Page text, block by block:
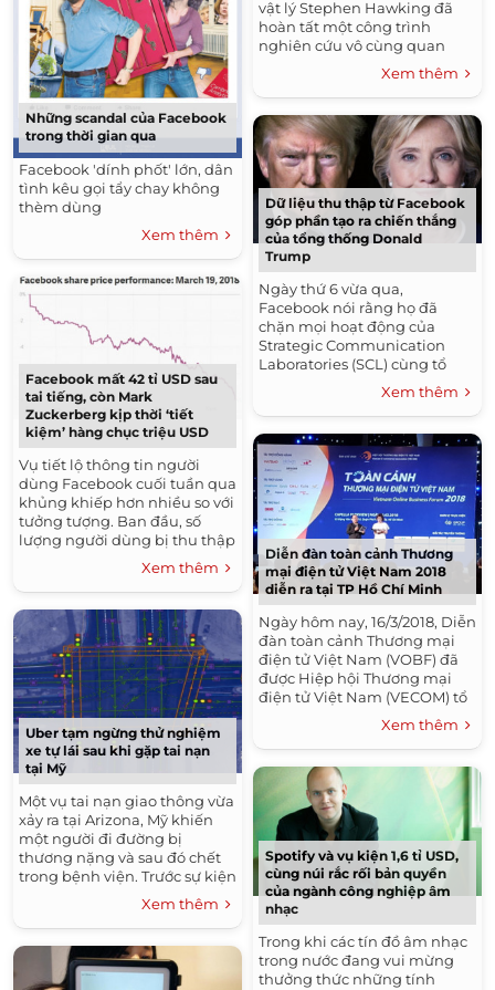
Những scandal của Facebook
trong thời gian qua
Facebook 'dính phốt' lớn, dân
tình kêu gọi tẩy chay không
thèm dùng
Xem thêm
Facebook mất 42 tỉ USD sau
tai tiếng, còn Mark
Zuckerberg kịp thời ‘tiết
kiệm’ hàng chục triệu USD
Vụ tiết lộ thông tin người
dùng Facebook cuối tuần qua
khủng khiếp hơn nhiều so với
tưởng tượng. Ban đầu, số
lượng người dùng bị thu thập
thông tin qua một ứng dụng
Xem thêm
Uber tạm ngừng thử nghiệm
xe tự lái sau khi gặp tai nạn
tại Mỹ
Một vụ tai nạn giao thông vừa
xảy ra tại Arizona, Mỹ khiến
một người đi đường bị
thương nặng và sau đó chết
trong bệnh viện. Trước sự kiện
này, Uber đã cho tất cả
Xem thêm
vật lý Stephen Hawking đã
hoàn tất một công trình
nghiên cứu vô cùng quan
trọng, đặt nền tảng cho một
con tàu không gian có...
Xem thêm
Dữ liệu thu thập từ Facebook
góp phần tạo ra chiến thắng
của tổng thống Donald
Trump
Ngày thứ 6 vừa qua,
Facebook nói rằng họ đã
chặn mọi hoạt động của
Strategic Communication
Laboratories (SCL) cùng tổ
chức phân tích dữ liệu
Cambridge Analytica vì vi
phạm chính sách thu...
Xem thêm
Diễn đàn toàn cảnh Thương
mại điện tử Việt Nam 2018
diễn ra tại TP Hồ Chí Minh
Ngày hôm nay, 16/3/2018, Diễn
đàn toàn cảnh Thương mại
điện tử Việt Nam (VOBF) đã
được Hiệp hội Thương mại
điện tử Việt Nam (VECOM) tổ
chức tại Capella Parkview, TP
Hồ Chí Minh.Đây...
Xem thêm
Spotify và vụ kiện 1,6 tỉ USD,
cùng núi rắc rối bản quyền
của ngành công nghiệp âm
nhạc
Trong khi các tín đồ âm nhạc
trong nước đang vui mừng
thưởng thức những tính